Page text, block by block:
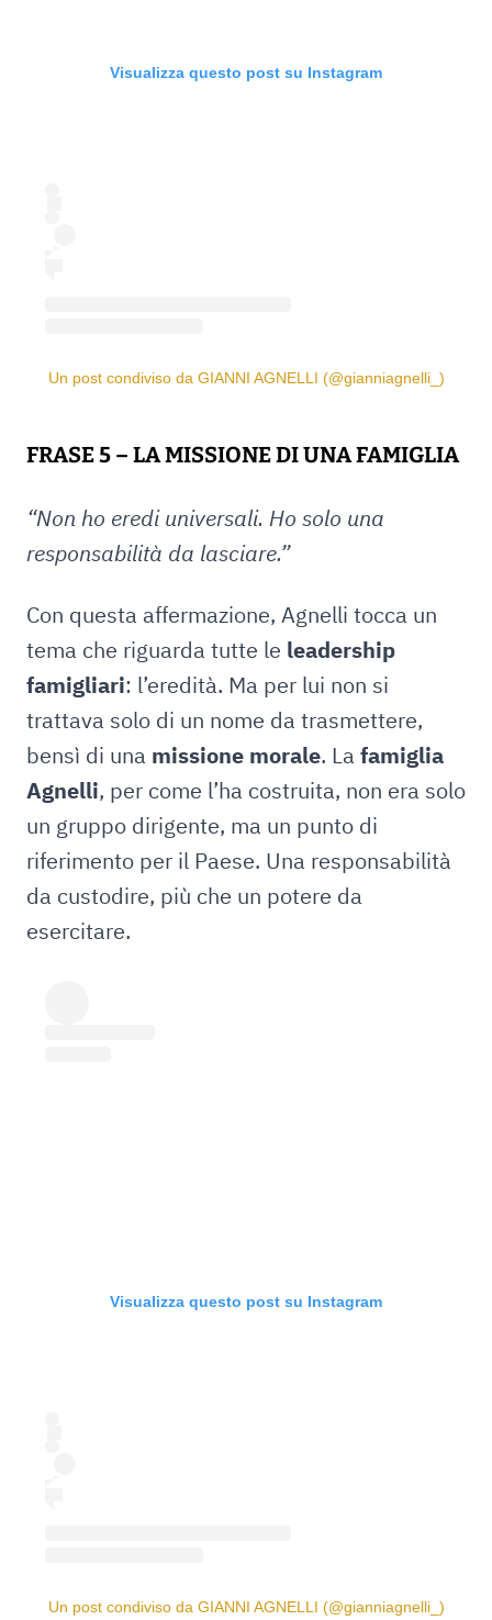
Visualizza questo post su Instagram
Un post condiviso da GIANNI AGNELLI (@gianniagnelli_)
FRASE 5 – LA MISSIONE DI UNA FAMIGLIA
“Non ho eredi universali. Ho solo una
responsabilità da lasciare.”
Con questa affermazione, Agnelli tocca un
tema che riguarda tutte le leadership
famigliari: l’eredità. Ma per lui non si
trattava solo di un nome da trasmettere,
bensì di una missione morale. La famiglia
Agnelli, per come l’ha costruita, non era solo
un gruppo dirigente, ma un punto di
riferimento per il Paese. Una responsabilità
da custodire, più che un potere da
esercitare.
Visualizza questo post su Instagram
Un post condiviso da GIANNI AGNELLI (@gianniagnelli_)